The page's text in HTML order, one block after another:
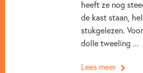
heeft ze nog
de kast staan,
stukgelezen.
dolle tweeling ...
Lees meer